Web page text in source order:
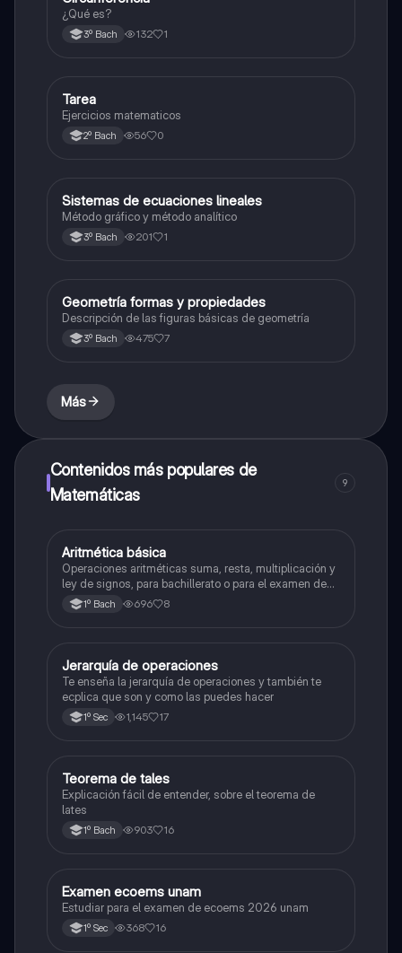
¿Qué es?
3º Bach 132 1
Matemáticas
Tarea
Ejercicios matematicos
2º Bach 56 0
Matemáticas
Sistemas de ecuaciones lineales
Método gráfico y método analítico
3º Bach 201 1
Geometría y trigonometría
Geometría formas y propiedades
Descripción de las figuras básicas de geometría
3º Bach 475 7
Más
Contenidos más populares de
Matemáticas
9
Matemáticas
Aritmética básica
Operaciones aritméticas suma, resta, multiplicación y
ley de signos, para bachillerato o para el examen de
admisión a la universidad
1º Bach 696 8
Matemáticas
Jerarquía de operaciones
Te enseña la jerarquía de operaciones y también te
ecplica que son y como las puedes hacer
1º Sec 1,145 17
Matemáticas
Teorema de tales
Explicación fácil de entender, sobre el teorema de
lates
1º Bach 903 16
Español
Examen ecoems unam
Estudiar para el examen de ecoems 2026 unam
1º Sec 368 16